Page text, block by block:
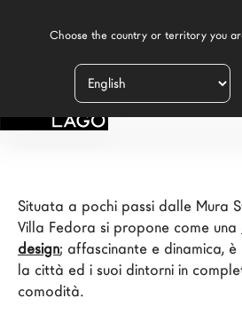
Prodotti
Contract
Negozi
Villa Fedora
Situata a pochi passi dalle Mura
Villa Fedora si propone come una
design; affascinante e dinamica,
la città ed i suoi dintorni in
comodità.